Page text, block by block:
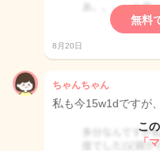
無料
8月20日
ちゃんちゃん
私も今15w1dですが
こ
「